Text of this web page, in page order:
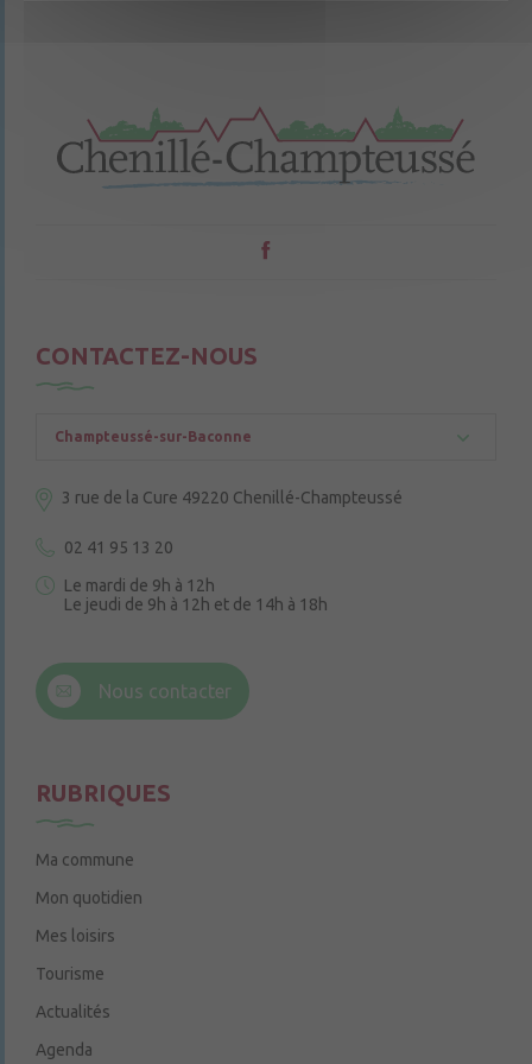
CONTACTEZ-NOUS
Champteussé-sur-Baconne
3 rue de la Cure 49220 Chenillé-Champteussé
02 41 95 13 20
Le mardi de 9h à 12h
Le jeudi de 9h à 12h et de 14h à 18h
Nous contacter
RUBRIQUES
Ma commune
Mon quotidien
Mes loisirs
Tourisme
Actualités
Agenda